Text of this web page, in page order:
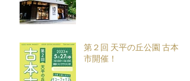
第２回 天平の丘公園 古本
市開催！